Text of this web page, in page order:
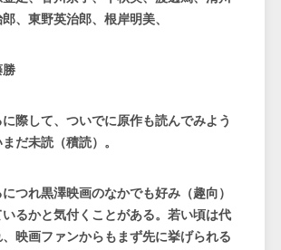
、東野英治郎、根岸明美、
に際して、ついでに原作も読んでみよう
だ未読（積読）。
につれ黒澤映画のなかでも好み（趣向）
るかと気付くことがある。若い頃は代
映画ファンからもまず先に挙げられる